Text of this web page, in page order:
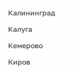
Калининград
Калуга
Кемерово
Киров